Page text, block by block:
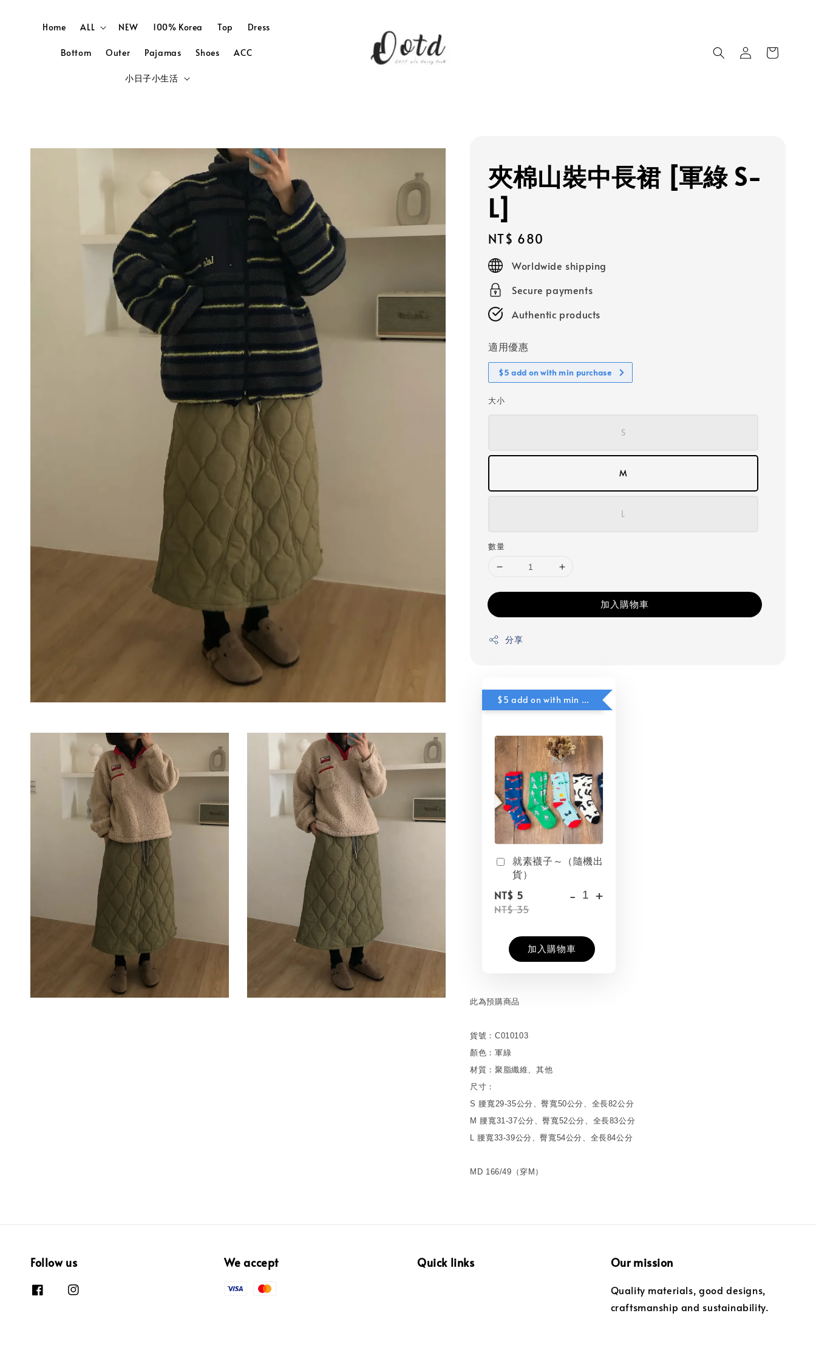
Home ALL NEW 100% Korea Top Dress
Bottom Outer Pajamas Shoes ACC
小日子小生活
夾棉山裝中長裙 [軍綠 S-
L]
Regular
price
NT$ 680
Worldwide shipping
Secure payments
Authentic products
適用優惠
$5 add on with min purchase
大小
S
M
L
數量
加入購物車
分享
$5 add on with min purchase
就素襪子～（隨機出
貨）
NT$ 5
NT$ 35
- +
加入購物車
此為預購商品
貨號：C010103
顏色：軍綠
材質：聚脂纖維、其他
尺寸：
S 腰寬29-35公分、臀寬50公分、全長82公分
M 腰寬31-37公分、臀寬52公分、全長83公分
L 腰寬33-39公分、臀寬54公分、全長84公分
MD 166/49（穿M）
Follow us We accept Quick links Our mission
Quality materials, good designs,
craftsmanship and sustainability.